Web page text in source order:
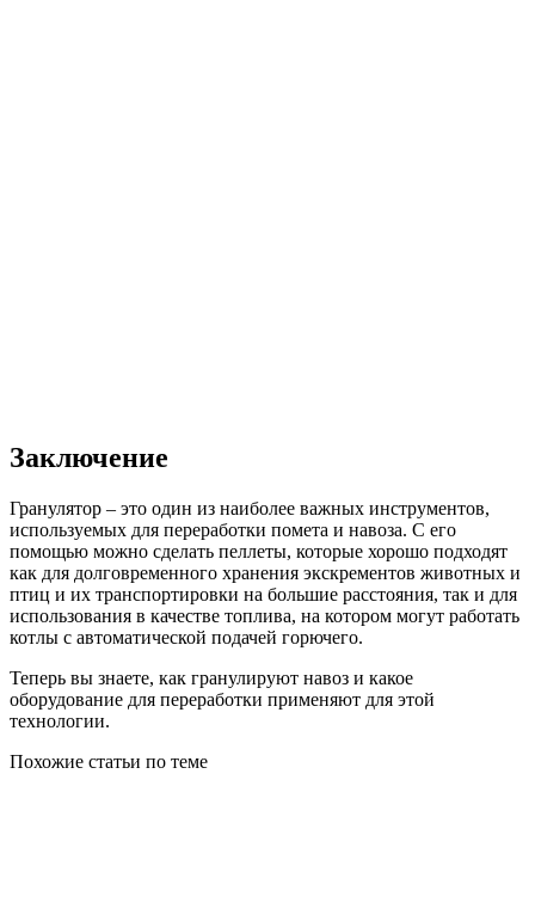
Заключение
Гранулятор – это один из наиболее важных инструментов,
используемых для переработки помета и навоза. С его
помощью можно сделать пеллеты, которые хорошо подходят
как для долговременного хранения экскрементов животных и
птиц и их транспортировки на большие расстояния, так и для
использования в качестве топлива, на котором могут работать
котлы с автоматической подачей горючего.
Теперь вы знаете, как гранулируют навоз и какое
оборудование для переработки применяют для этой
технологии.
Похожие статьи по теме